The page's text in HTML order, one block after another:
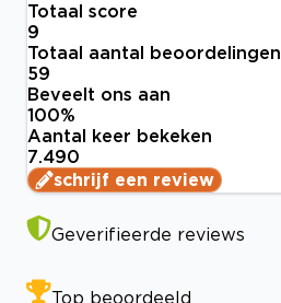
Totaal score
9
Totaal aantal beoordelingen
59
Beveelt ons aan
100%
Aantal keer bekeken
7.490
schrijf een review
Geverifieerde reviews
Top beoordeeld